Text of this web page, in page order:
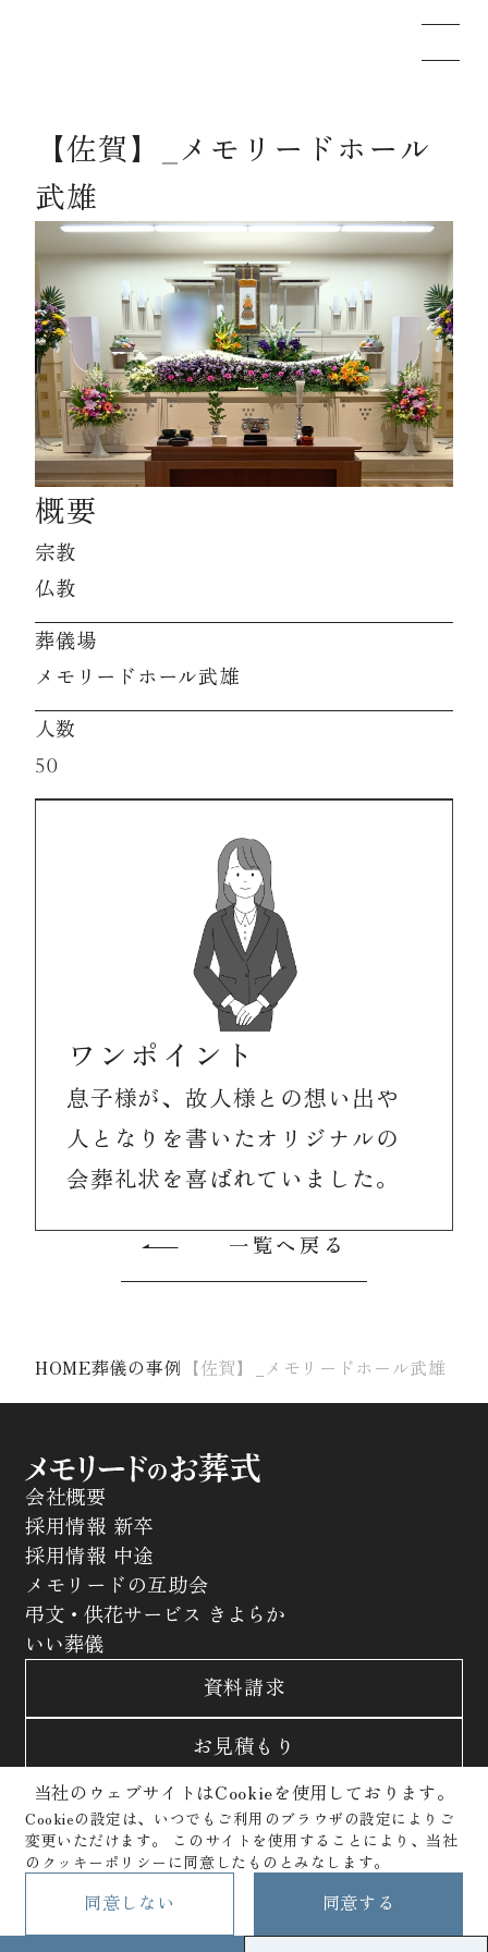
メモリードのお葬式について
葬儀の流れ
事例
施設案内
お知らせ
資料請求
お見積もり
お問合わせ
【佐賀】_メモリードホール
武雄
概要
宗教
仏教
葬儀場
メモリードホール武雄
人数
50
ワンポイント
息子様が、故人様との想い出や
人となりを書いたオリジナルの
会葬礼状を喜ばれていました。
一覧へ戻る
HOME葬儀の事例 【佐賀】_メモリードホール武雄
会社概要
採用情報 新卒
採用情報 中途
メモリードの互助会
弔文・供花サービス きよらか
いい葬儀
資料請求
お見積もり
お問合わせ
サイトポリシー
プライバシーポリシー
クッキーポリシー
Copyright © Memolead Corporation. All Rights Reserved.
当社のウェブサイトはCookieを使用しております。
Cookieの設定は、いつでもご利用のブラウザの設定によりご
変更いただけます。
このサイトを使用することにより、当社
のクッキーポリシーに同意したものとみなします。
同意しない 同意する